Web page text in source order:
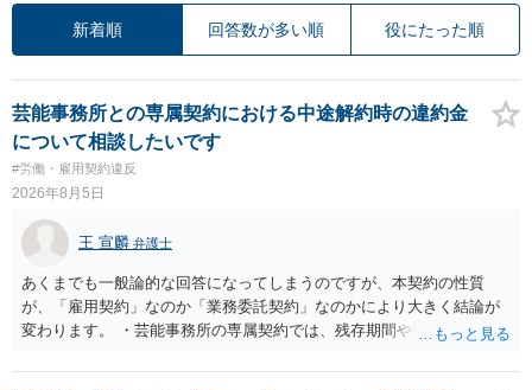
新着順 回答数が多い順 役にたった順
芸能事務所との専属契約における中途解約時の違約金
について相談したいです
#労働・雇用契約違反
2026年8月5日
王 宣麟 弁護士
あくまでも一般論的な回答になってしまうのですが、本契約の性質
が、「雇用契約」なのか「業務委託契約」なのかにより大きく結論が
変わります。 ・芸能事務所の専属契約では、残存期間や報酬額、投下
務上よくあるからといって当然に適法という意味ではなく、実際の損